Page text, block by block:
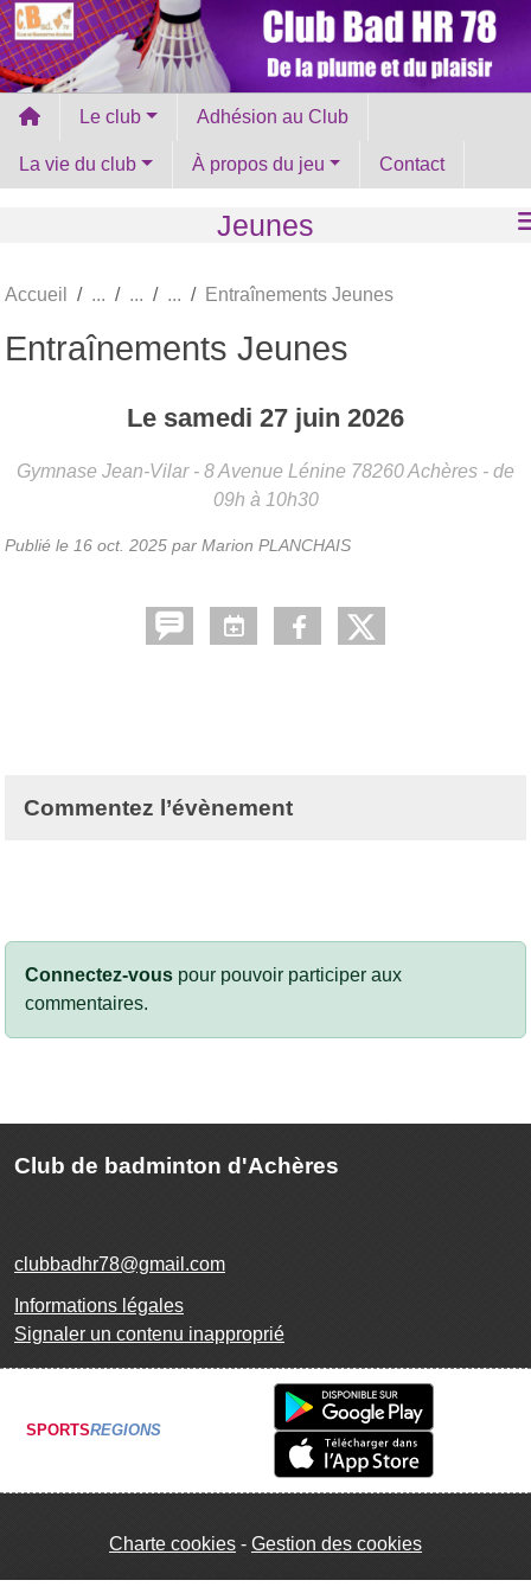
Le club Adhésion au Club
La vie du club À propos du jeu Contact
Jeunes
Accueil Entraînements Jeunes
Entraînements Jeunes
Le samedi 27 juin 2026
Gymnase Jean-Vilar - 8 Avenue Lénine 78260Achères - de
09h à 10h30
Publié le 16 oct. 2025 par Marion PLANCHAIS
Commentez l’évènement
Connectez-vous pour pouvoir participer aux
commentaires.
Club de badminton d'Achères
clubbadhr78@gmail.com
Informations légales
Signaler un contenu inapproprié
SPORTSREGIONS
Charte cookies Gestion des cookies
Panneau de gestion des cookies